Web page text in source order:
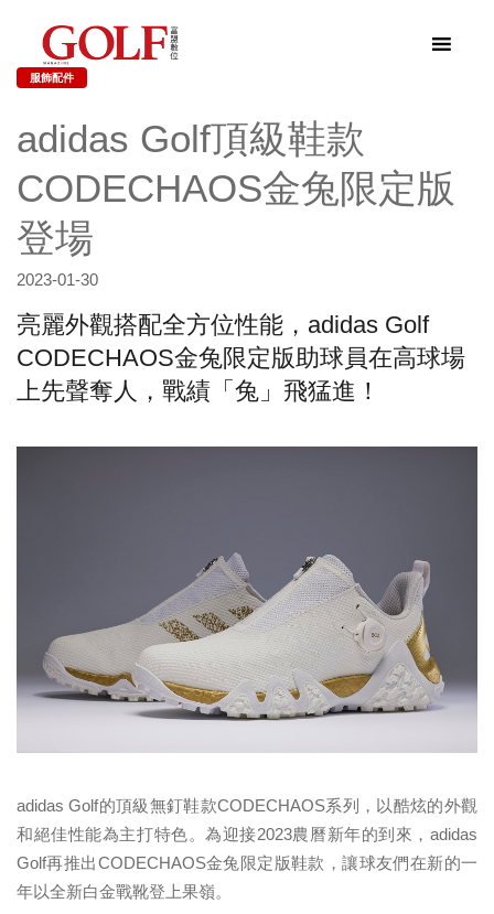
服飾配件
adidas Golf頂級鞋款
CODECHAOS金兔限定版
登場
2023-01-30
亮麗外觀搭配全方位性能，adidas Golf
CODECHAOS金兔限定版助球員在高球場
上先聲奪人，戰績「兔」飛猛進！
adidas Golf的頂級無釘鞋款CODECHAOS系列，以酷炫的外觀
和絕佳性能為主打特色。為迎接2023農曆新年的到來，adidas
Golf再推出CODECHAOS金兔限定版鞋款，讓球友們在新的一
年以全新白金戰靴登上果嶺。